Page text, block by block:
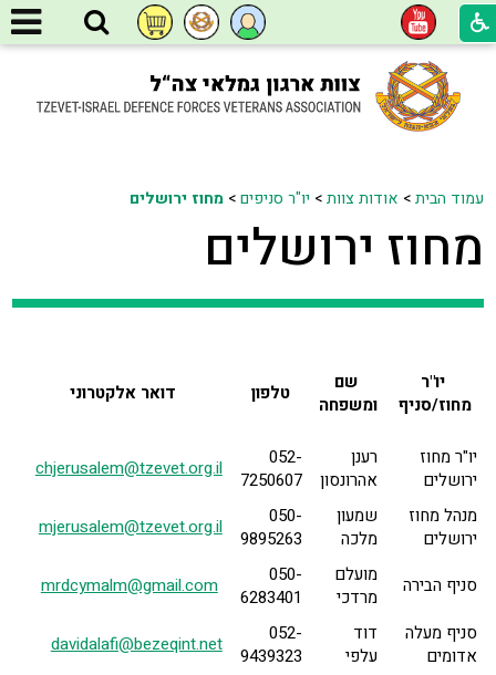
עמוד הבית> אודות צוות> יו"ר סניפים>מחוז ירושלים
מחוז ירושלים
יו"ר
מחוז/סניף
שם
ומשפחה
טלפון דואר אלקטרוני
יו"ר מחוז
ירושלים
רענן
אהרונסון
052-
7250607
chjerusalem@tzevet.org.il
מנהל מחוז
ירושלים
שמעון
מלכה
050-
9895263
mjerusalem@tzevet.org.il
סניף הבירה
מועלם
מרדכי
050-
6283401
mrdcymalm@gmail.com
סניף מעלה
אדומים
דוד
עלפי
052-
9439323
davidalafi@bezeqint.net